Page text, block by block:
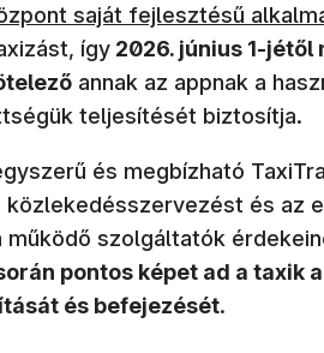
saját fejlesztésű
így 2026. június 1-jétől
annak az appnak a
teljesítését biztosítja.
és megbízható
közlekedésszervezést és az
működő szolgáltatók
pontos képet ad a taxik
és befejezését.